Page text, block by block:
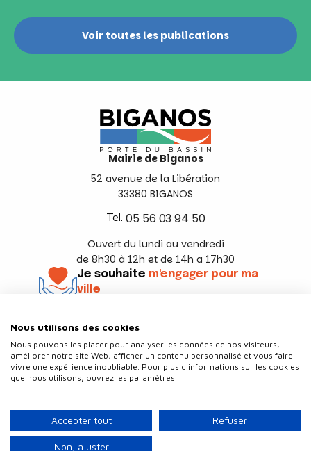
Voir toutes les publications
Mairie de Biganos
52 avenue de la Libération
33380 BIGANOS
Tel. 05 56 03 94 50
Ouvert du lundi au vendredi
de 8h30 à 12h et de 14h a 17h30
Je souhaite m'engager pour ma
ville
Suivez-nous
Politique de confidentialité
Plan du site
Nous utilisons des cookies
Nous pouvons les placer pour analyser les données de nos visiteurs,
améliorer notre site Web, afficher un contenu personnalisé et vous faire
vivre une expérience inoubliable. Pour plus d'informations sur les cookies
que nous utilisons, ouvrez les paramètres.
Accepter tout Refuser
Non, ajuster